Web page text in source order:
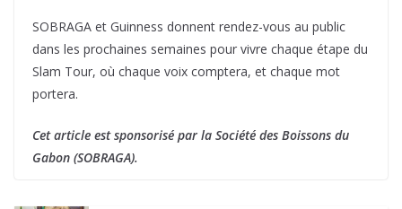
SOBRAGA et Guinness donnent rendez-vous au public
dans les prochaines semaines pour vivre chaque étape du
Slam Tour, où chaque voix comptera, et chaque mot
portera.
Cet article est sponsorisé par la Société des Boissons du
Gabon (SOBRAGA).